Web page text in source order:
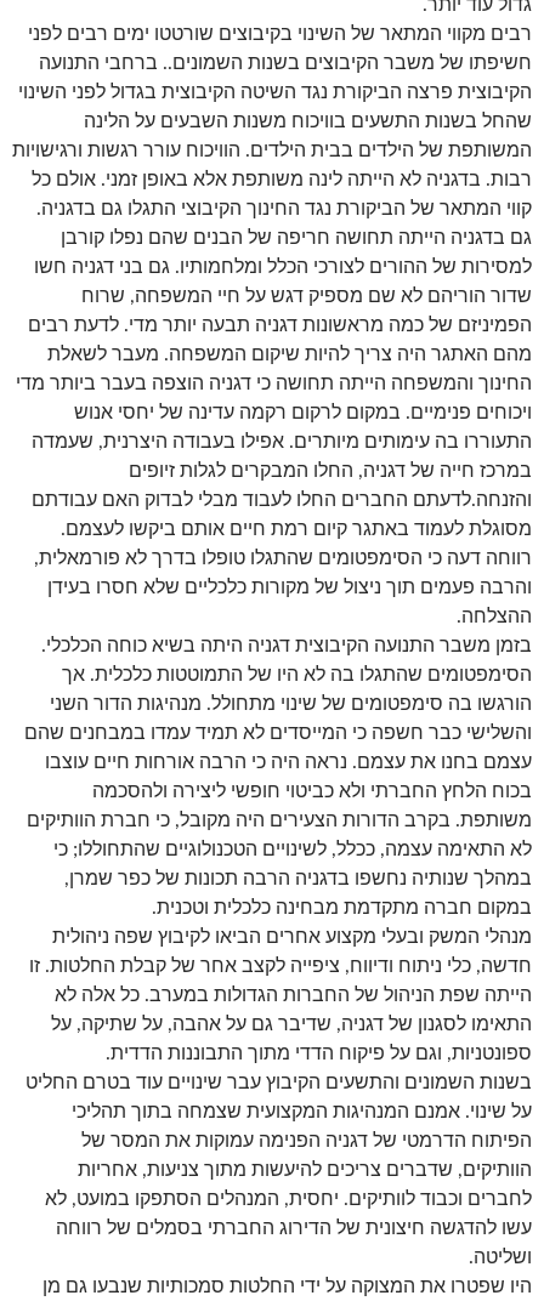
גדול עוד יותר.
רבים מקווי המתאר של השינוי בקיבוצים שורטטו ימים רבים לפני
חשיפתו של משבר הקיבוצים בשנות השמונים.. ברחבי התנועה
הקיבוצית פרצה הביקורת נגד השיטה הקיבוצית בגדול לפני השינוי
שהחל בשנות התשעים בוויכוח משנות השבעים על הלינה
המשותפת של הילדים בבית הילדים. הוויכוח עורר רגשות ורגישויות
רבות. בדגניה לא הייתה לינה משותפת אלא באופן זמני. אולם כל
קווי המתאר של הביקורת נגד החינוך הקיבוצי התגלו גם בדגניה.
גם בדגניה הייתה תחושה חריפה של הבנים שהם נפלו קורבן
למסירות של ההורים לצורכי הכלל ומלחמותיו. גם בני דגניה חשו
שדור הוריהם לא שם מספיק דגש על חיי המשפחה, שרוח
הפמיניזם של כמה מראשונות דגניה תבעה יותר מדי. לדעת רבים
מהם האתגר היה צריך להיות שיקום המשפחה. מעבר לשאלת
החינוך והמשפחה הייתה תחושה כי דגניה הוצפה בעבר ביותר מדי
ויכוחים פנימיים. במקום לרקום רקמה עדינה של יחסי אנוש
התעוררו בה עימותים מיותרים. אפילו בעבודה היצרנית, שעמדה
במרכז חייה של דגניה, החלו המבקרים לגלות זיופים
והזנחה.לדעתם החברים החלו לעבוד מבלי לבדוק האם עבודתם
מסוגלת לעמוד באתגר קיום רמת חיים אותם ביקשו לעצמם.
רווחה דעה כי הסימפטומים שהתגלו טופלו בדרך לא פורמאלית,
והרבה פעמים תוך ניצול של מקורות כלכליים שלא חסרו בעידן
ההצלחה.
בזמן משבר התנועה הקיבוצית דגניה היתה בשיא כוחה הכלכלי.
הסימפטומים שהתגלו בה לא היו של התמוטטות כלכלית. אך
הורגשו בה סימפטומים של שינוי מתחולל. מנהיגות הדור השני
והשלישי כבר חשפה כי המייסדים לא תמיד עמדו במבחנים שהם
עצמם בחנו את עצמם. נראה היה כי הרבה אורחות חיים עוצבו
בכוח הלחץ החברתי ולא כביטוי חופשי ליצירה ולהסכמה
משותפת. בקרב הדורות הצעירים היה מקובל, כי חברת הוותיקים
לא התאימה עצמה, ככלל, לשינויים הטכנולוגיים שהתחוללו; כי
במהלך שנותיה נחשפו בדגניה הרבה תכונות של כפר שמרן,
במקום חברה מתקדמת מבחינה כלכלית וטכנית.
מנהלי המשק ובעלי מקצוע אחרים הביאו לקיבוץ שפה ניהולית
חדשה, כלי ניתוח ודיווח, ציפייה לקצב אחר של קבלת החלטות. זו
הייתה שפת הניהול של החברות הגדולות במערב. כל אלה לא
התאימו לסגנון של דגניה, שדיבר גם על אהבה, על שתיקה, על
ספונטניות, וגם על פיקוח הדדי מתוך התבוננות הדדית.
בשנות השמונים והתשעים הקיבוץ עבר שינויים עוד בטרם החליט
על שינוי. אמנם המנהיגות המקצועית שצמחה בתוך תהליכי
הפיתוח הדרמטי של דגניה הפנימה עמוקות את המסר של
הוותיקים, שדברים צריכים להיעשות מתוך צניעות, אחריות
לחברים וכבוד לוותיקים. יחסית, המנהלים הסתפקו במועט, לא
עשו להדגשה חיצונית של הדירוג החברתי בסמלים של רווחה
ושליטה.
היו שפטרו את המצוקה על ידי החלטות סמכותיות שנבעו גם מן